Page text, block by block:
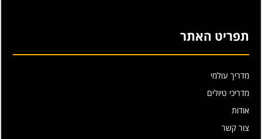
תפריט האתר
מדריך עולמי
מדריכי טיולים
אודות
צור קשר